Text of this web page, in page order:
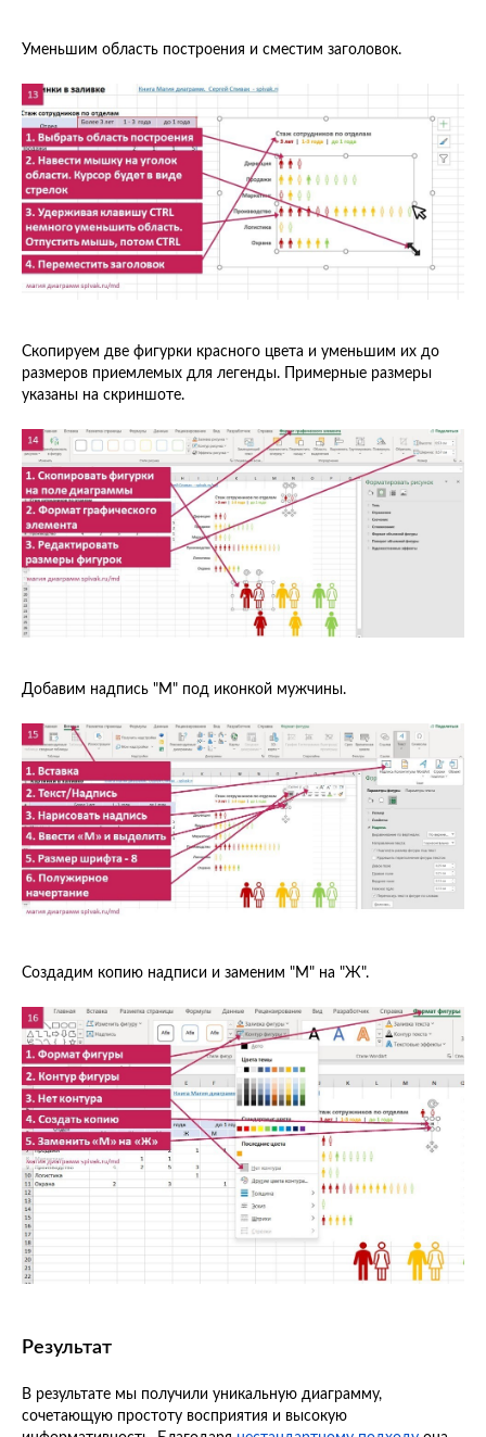
Уменьшим область построения и сместим заголовок.
Скопируем две фигурки красного цвета и уменьшим их до
размеров приемлемых для легенды. Примерные размеры
указаны на скриншоте.
Добавим надпись "М" под иконкой мужчины.
Создадим копию надписи и заменим "М" на "Ж".
Результат
В результате мы получили уникальную диаграмму,
сочетающую простоту восприятия и высокую